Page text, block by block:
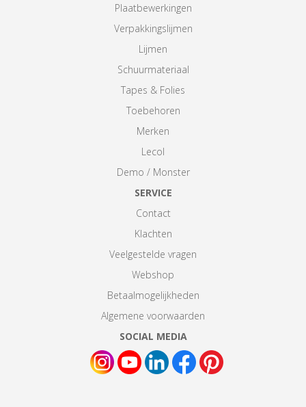
Plaatbewerkingen
Verpakkingslijmen
Lijmen
Schuurmateriaal
Tapes & Folies
Toebehoren
Merken
Lecol
Demo / Monster
SERVICE
Contact
Klachten
Veelgestelde vragen
Webshop
Betaalmogelijkheden
Algemene voorwaarden
SOCIAL MEDIA